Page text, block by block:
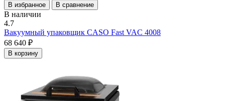
В избранное В сравнение
В наличии
4.7
Вакуумный упаковщик CASO Fast VAC 4008
68 640 ₽
В корзину